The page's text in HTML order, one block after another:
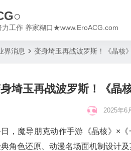
力工作 养家糊口★www.EroACG.com
界消息 变身埼玉再战波罗斯！《晶核
埼玉再战波罗斯！《晶
2025年6
，魔导朋克动作手游《晶核》×
典角色还原、动漫名场面机制设计